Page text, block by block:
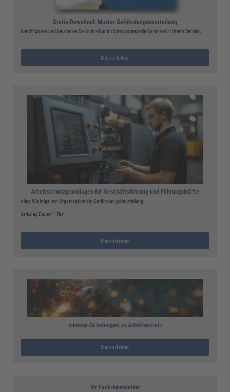
Gratis-Download: Muster Gefährdungsbeurteilung
Identifizieren und beurteilen Sie schnell und sicher potenzielle Gefahren in Ihrem Betrieb.
Mehr erfahren
Arbeitsschutzgrundlagen für Geschäftsführung und Führungskräfte
Alles Wichtige von Organisation bis Gefährdungsbeurteilung
Seminar, Dauer: 1 Tag
Mehr erfahren
Inhouse-Schulungen zu Arbeitsschutz
Mehr erfahren
Ihr Fach-Newsletter